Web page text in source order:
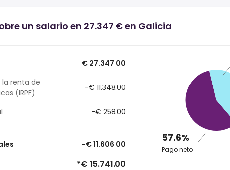
un salario en 27.347 € en Galicia
€ 27.347.00
la renta de
(IRPF)
-€ 11.348.00
-€ 258.00
-€ 11.606.00
*€ 15.741.00
57.6%
Pago neto